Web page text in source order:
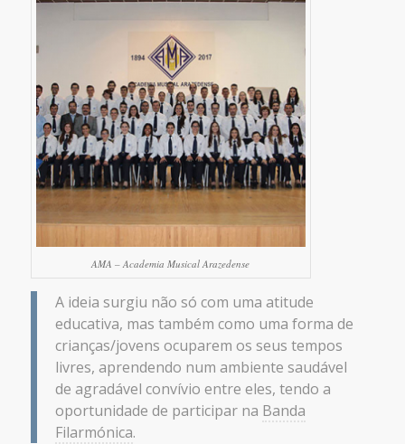
AMA – Academia Musical Arazedense
A ideia surgiu não só com uma atitude
educativa, mas também como uma forma de
crianças/jovens ocuparem os seus tempos
livres, aprendendo num ambiente saudável
de agradável convívio entre eles, tendo a
oportunidade de participar na Banda
Filarmónica.